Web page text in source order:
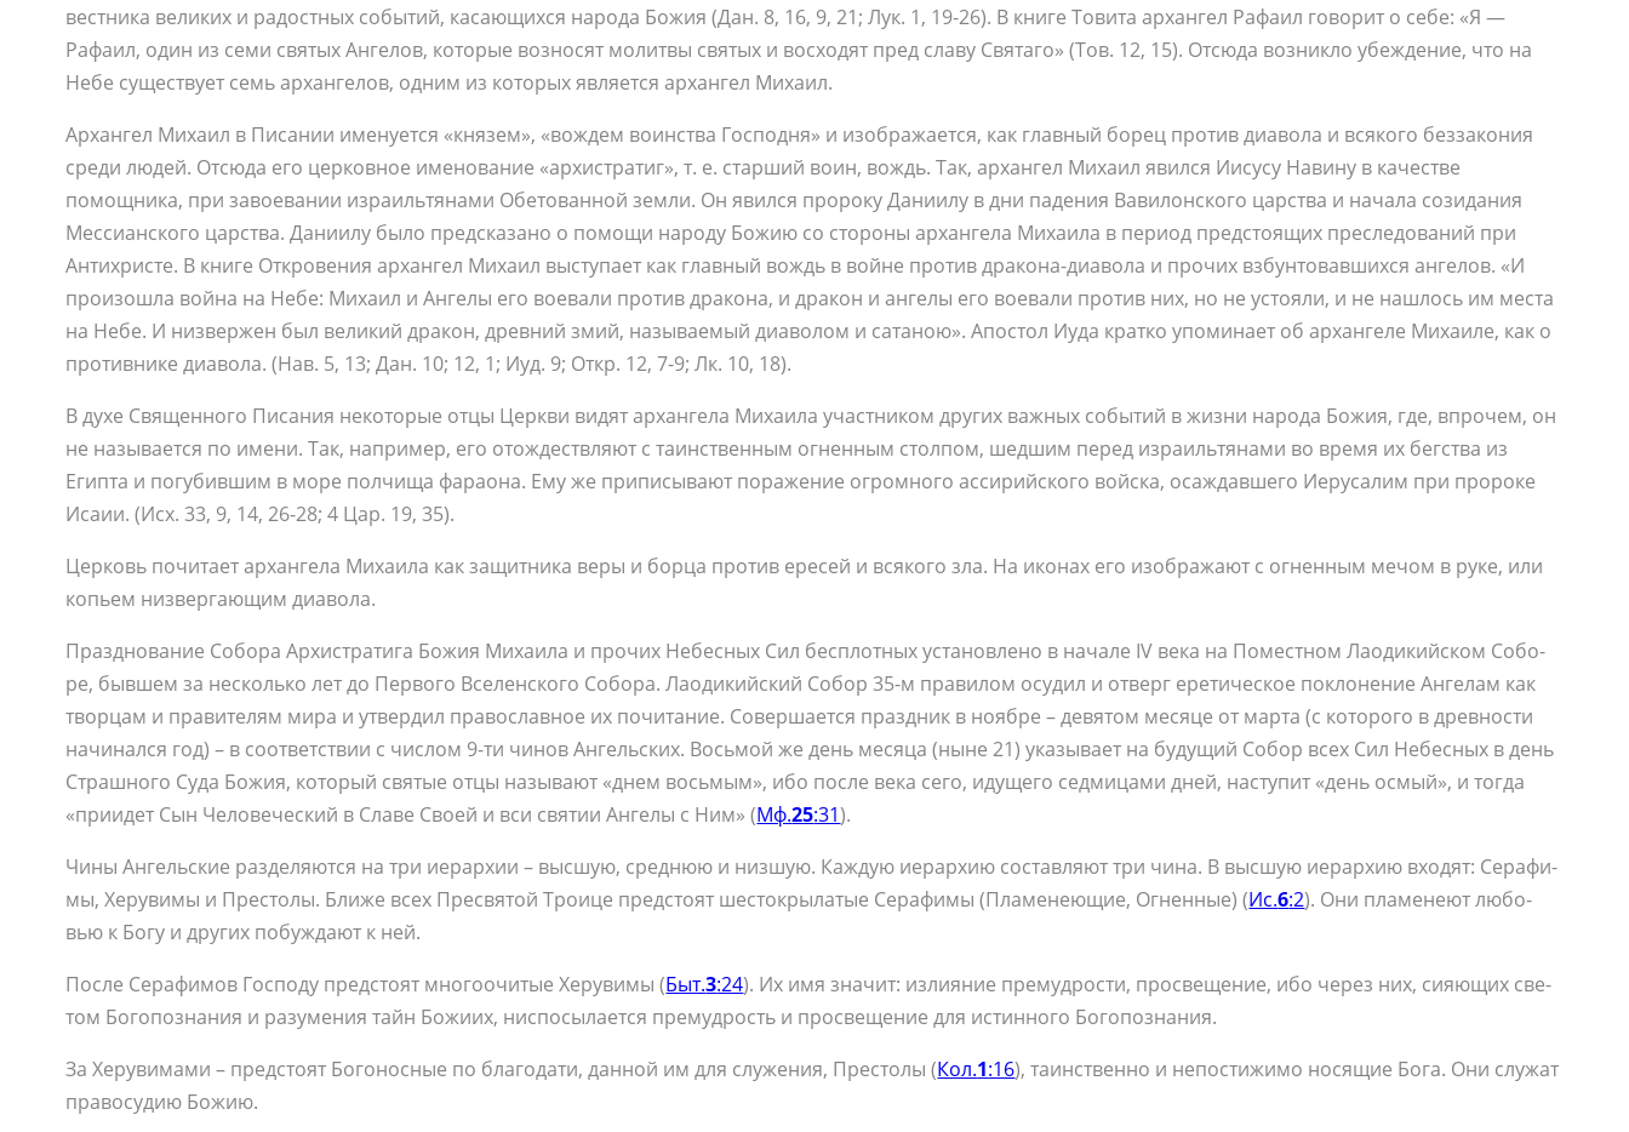
вестника великих и радостных событий, касающихся народа Божия (Дан. 8, 16, 9, 21; Лук. 1, 19-26). В книге Товита архангел Рафаил говорит о себе: «Я —
Рафаил, один из семи святых Ангелов, которые возносят молитвы святых и восходят пред славу Святаго» (Тов. 12, 15). Отсюда возникло убеждение, что на
Небе существует семь архангелов, одним из которых является архангел Михаил.
Архангел Михаил в Писании именуется «князем», «вождем воинства Господня» и изображается, как главный борец против диавола и всякого беззакония
среди людей. Отсюда его церковное именование «архистратиг», т. е. старший воин, вождь. Так, архангел Михаил явился Иисусу Навину в качестве
помощника, при завоевании израильтянами Обетованной земли. Он явился пророку Даниилу в дни падения Вавилонского царства и начала созидания
Мессианского царства. Даниилу было предсказано о помощи народу Божию со стороны архангела Михаила в период предстоящих преследований при
Антихристе. В книге Откровения архангел Михаил выступает как главный вождь в войне против дракона-диавола и прочих взбунтовавшихся ангелов. «И
произошла война на Небе: Михаил и Ангелы его воевали против дракона, и дракон и ангелы его воевали против них, но не устояли, и не нашлось им места
на Небе. И низвержен был великий дракон, древний змий, называемый диаволом и сатаною». Апостол Иуда кратко упоминает об архангеле Михаиле, как о
противнике диавола. (Нав. 5, 13; Дан. 10; 12, 1; Иуд. 9; Откр. 12, 7-9; Лк. 10, 18).
В духе Священного Писания некоторые отцы Церкви видят архангела Михаила участником других важных событий в жизни народа Божия, где, впрочем, он
не называется по имени. Так, например, его отождествляют с таинственным огненным столпом, шедшим перед израильтянами во время их бегства из
Египта и погубившим в море полчища фараона. Ему же приписывают поражение огромного ассирийского войска, осаждавшего Иерусалим при пророке
Исаии. (Исх. 33, 9, 14, 26-28; 4 Цар. 19, 35).
Церковь почитает архангела Михаила как защитника веры и борца против ересей и всякого зла. На иконах его изображают с огненным мечом в руке, или
копьем низвергающим диавола.
Празд­но­ва­ние Со­бо­ра Ар­хи­стра­ти­га Бо­жия Ми­ха­и­ла и про­чих Небес­ных Сил бес­плот­ных уста­нов­ле­но в на­ча­ле IV ве­ка на По­мест­ном Ла­оди­кий­ском Со­бо­
ре, быв­шем за несколь­ко лет до Пер­во­го Все­лен­ско­го Со­бо­ра. Ла­оди­кий­ский Со­бор 35-м пра­ви­лом осу­дил и от­верг ере­ти­че­ское по­кло­не­ние Ан­ге­лам как
твор­цам и пра­ви­те­лям ми­ра и утвер­дил пра­во­слав­ное их по­чи­та­ние. Со­вер­ша­ет­ся празд­ник в но­яб­ре – де­вя­том ме­ся­це от мар­та (с ко­то­ро­го в древ­но­сти
на­чи­нал­ся год) – в со­от­вет­ствии с чис­лом 9-ти чи­нов Ан­гель­ских. Вось­мой же день ме­ся­ца (ныне 21) ука­зы­ва­ет на бу­ду­щий Со­бор всех Сил Небес­ных в день
Страш­но­го Су­да Бо­жия, ко­то­рый свя­тые от­цы на­зы­ва­ют «днем вось­мым», ибо по­сле ве­ка се­го, иду­ще­го сед­ми­ца­ми дней, на­сту­пит «день осмый», и то­гда
«при­и­дет Сын Че­ло­ве­че­ский в Сла­ве Сво­ей и вси свя­тии Ан­ге­лы с Ним» (Мф.25:31).
Чи­ны Ан­гель­ские раз­де­ля­ют­ся на три иерар­хии – выс­шую, сред­нюю и низ­шую. Каж­дую иерар­хию со­став­ля­ют три чи­на. В выс­шую иерар­хию вхо­дят: Се­ра­фи­
мы, Хе­ру­ви­мы и Пре­сто­лы. Бли­же всех Пре­свя­той Тро­и­це пред­сто­ят ше­сто­кры­ла­тые Се­ра­фи­мы (Пла­ме­не­ю­щие, Ог­нен­ные) (Ис.6:2). Они пла­ме­не­ют лю­бо­
вью к Бо­гу и дру­гих по­буж­да­ют к ней.
По­сле Се­ра­фи­мов Гос­по­ду пред­сто­ят мно­го­очи­тые Хе­ру­ви­мы (Быт.3:24). Их имя зна­чит: из­ли­я­ние пре­муд­ро­сти, про­све­ще­ние, ибо через них, си­я­ю­щих све­
том Бо­го­по­зна­ния и ра­зу­ме­ния тайн Бо­жи­их, нис­по­сы­ла­ет­ся пре­муд­рость и про­све­ще­ние для ис­тин­но­го Бо­го­по­зна­ния.
За Хе­ру­ви­ма­ми – пред­сто­ят Бо­го­нос­ные по бла­го­да­ти, дан­ной им для слу­же­ния, Пре­сто­лы (Кол.1:16), та­ин­ствен­но и непо­сти­жи­мо но­ся­щие Бо­га. Они слу­жат
пра­во­су­дию Бо­жию.